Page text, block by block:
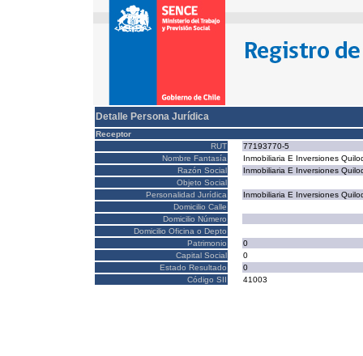
Detalle Persona Jurídica
Receptor
RUT
77193770-5
Nombre Fantasía
Inmobiliaria E Inversiones
Razón Social
Inmobiliaria E Inversiones
Objeto Social
Personalidad Jurídica
Inmobiliaria E Inversiones
Domicilio Calle
Domicilio Número
Domicilio Oficina o Depto
Patrimonio
0
Capital Social
0
Estado Resultado
0
Código SII
41003